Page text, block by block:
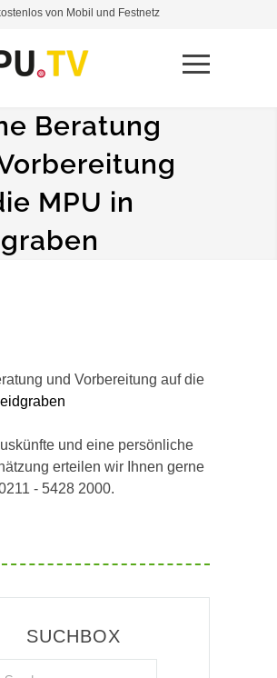
Beratung
MPU in
und Vorbereitung auf die
und eine persönliche
erteilen wir Ihnen gerne
- 5428 2000.
SUCHBOX
von Mobil und Festnetz